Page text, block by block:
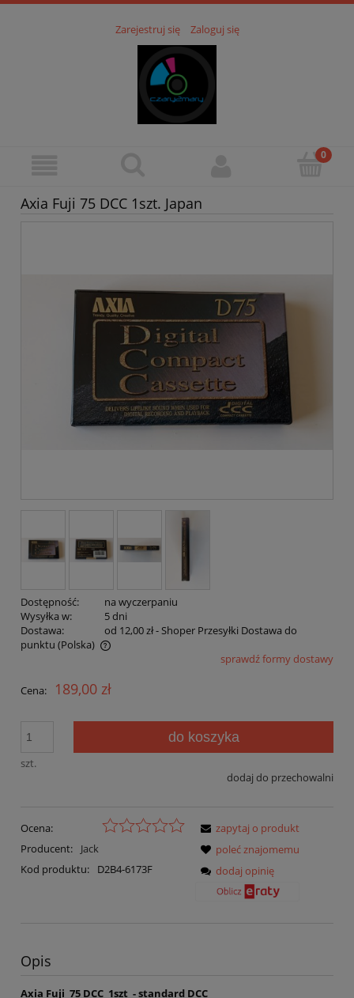
Zarejestruj się Zaloguj się
Axia Fuji 75 DCC 1szt. Japan
Dostępność:
na wyczerpaniu
Wysyłka w:
5 dni
Dostawa:
od 12,00 zł- Shoper Przesyłki Dostawa do
punktu (Polska)
Cena nie zawiera ewentualnych kosztów płatnościsprawdź formy dostawy
Cena: 189,00 zł
szt.
do koszyka
dodaj do przechowalni
Ocena:
Producent:
Jack
Kod produktu:
D2B4-6173F
zapytaj o produkt
poleć znajomemu
dodaj opinię
Opis
Axia Fuji 75 DCC 1szt - standard DCC